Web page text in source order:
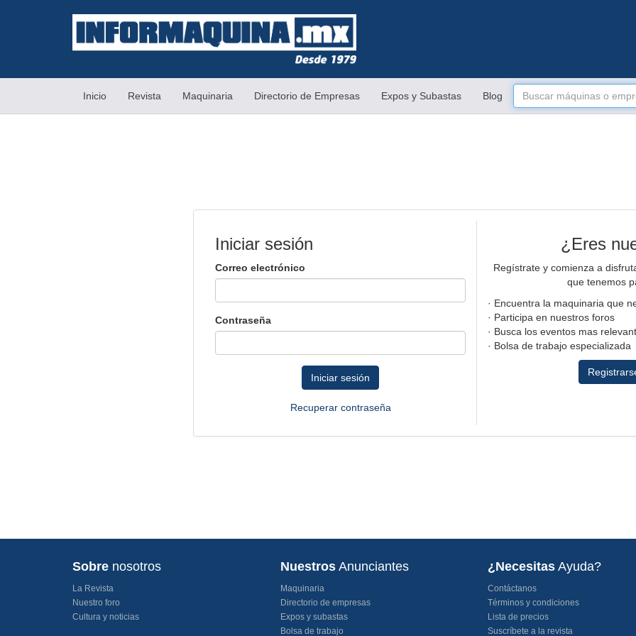
Inicio(current)Revista Maquinaria Directorio de Empresas Expos y Subastas Blog
Iniciar sesión
Correo electrónico
Contraseña
Iniciar sesión
Recuperar contraseña
¿Eres
Regístrate y comienza a
que tenemos
· Encuentra la maquinaria que
· Participa en nuestros foros
· Busca los eventos mas
· Bolsa de trabajo especializada
Sobre nosotros
La Revista
Nuestro foro
Cultura y noticias
NuestrosAnunciantes
Maquinaria
Directorio de empresas
Expos y subastas
Bolsa de trabajo
¿Necesitas Ayuda?
Contáctanos
Términos y condiciones
Lista de precios
Suscríbete a la revista